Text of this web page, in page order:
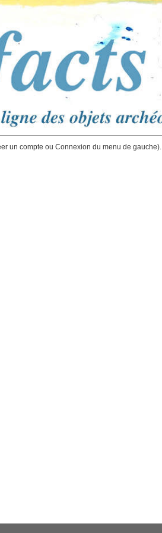
un compte ou Connexion du menu de gauche).